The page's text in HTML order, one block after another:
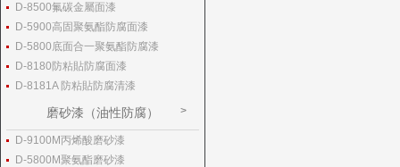
D-8500氟碳金屬面漆
D-5900高固聚氨酯防腐面漆
D-5800底面合一聚氨酯防腐漆
D-8180防粘貼防腐面漆
D-8181A 防粘貼防腐清漆
磨砂漆（油性防腐）
D-9100M丙烯酸磨砂漆
D-5800M聚氨酯磨砂漆